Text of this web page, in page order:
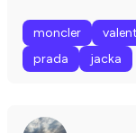
moncler
prada
jacka